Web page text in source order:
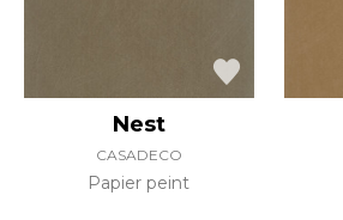
Nest
CASADECO
Papier peint